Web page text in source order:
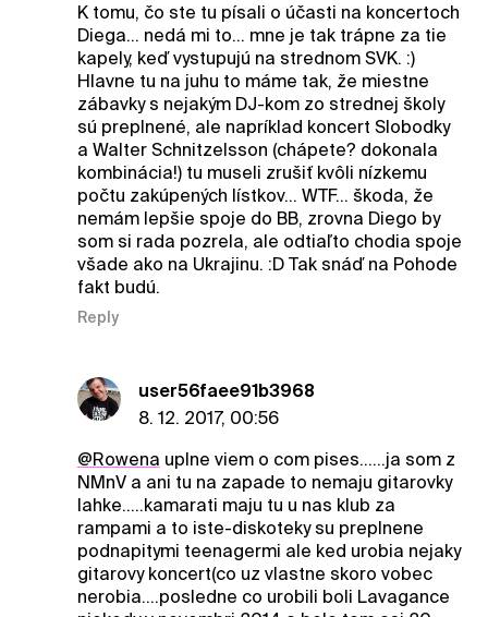
K tomu, čo ste tu písali o účasti na koncertoch
Diega... nedá mi to... mne je tak trápne za tie
kapely, keď vystupujú na strednom SVK. :)
Hlavne tu na juhu to máme tak, že miestne
zábavky s nejakým DJ-kom zo strednej školy
sú preplnené, ale napríklad koncert Slobodky
a Walter Schnitzelsson (chápete? dokonala
kombinácia!) tu museli zrušiť kvôli nízkemu
počtu zakúpených lístkov... WTF... škoda, že
nemám lepšie spoje do BB, zrovna Diego by
som si rada pozrela, ale odtiaľto chodia spoje
všade ako na Ukrajinu. :D Tak snáď na Pohode
fakt budú.
Reply
user56faee91b3968
8. 12. 2017, 00:56
@Rowena uplne viem o com pises......ja som z
NMnV a ani tu na zapade to nemaju gitarovky
lahke.....kamarati maju tu u nas klub za
rampami a to iste-diskoteky su preplnene
podnapitymi teenagermi ale ked urobia nejaky
gitarovy koncert(co uz vlastne skoro vobec
nerobia....posledne co urobili boli Lavagance